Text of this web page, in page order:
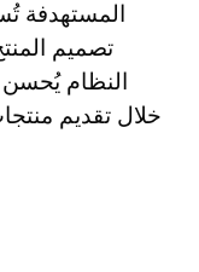
المستهدفة
تصميم
النظام
خلال تقديم